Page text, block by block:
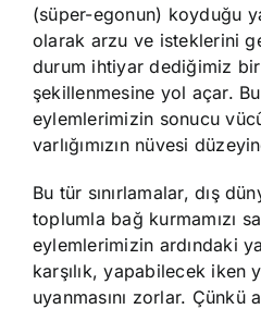
(süper-egonun) koyduğu
olarak arzu ve isteklerini
durum ihtiyar dediğimiz
şekillenmesine yol açar.
eylemlerimizin sonucu
varlığımızın nüvesi
Bu tür sınırlamalar, dış
toplumla bağ kurmamızı
eylemlerimizin ardındaki
karşılık, yapabilecek iken
uyanmasını zorlar. Çünkü